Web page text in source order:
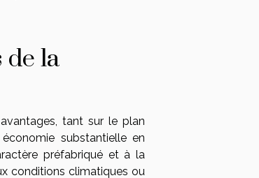
de la
tant sur le plan
substantielle en
préfabriqué et à la
conditions climatiques ou